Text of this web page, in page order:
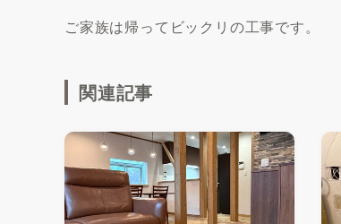
ご家族は帰ってビックリの工事です。
関連記事